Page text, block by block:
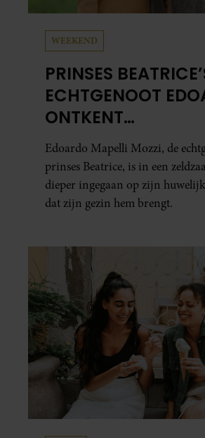
WEEKEND
PRINSES
ECHTGENOOT
ONTKENT
Edoardo Mapelli Mozzi, de
prinses Beatrice, is in een
dieper ingegaan op zijn
dat zijn gezin hem brengt.